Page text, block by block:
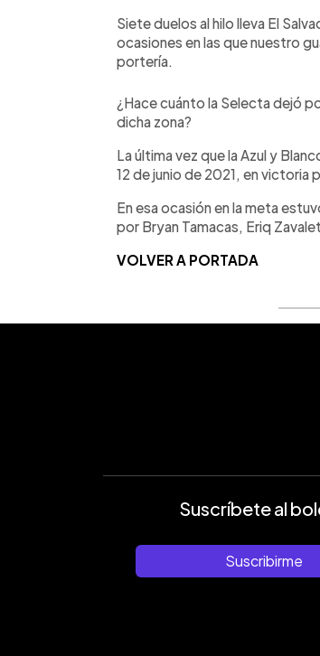
Siete duelos al hilo lleva El
ocasiones en las que nuestro
portería.
¿Hace cuánto la Selecta dejó
dicha zona?
La última vez que la Azul y
12 de junio de 2021, en victoria
En esa ocasión en la meta
por Bryan Tamacas, Eriq
VOLVER A PORTADA
Suscríbete al
Suscribirme